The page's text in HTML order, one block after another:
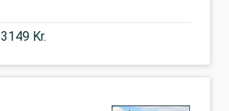
3149 Kr.